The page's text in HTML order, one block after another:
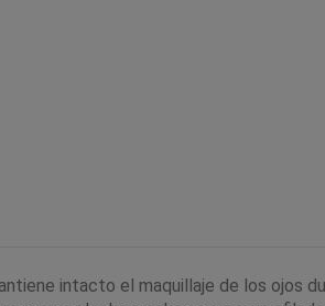
intacto el maquillaje de los ojos